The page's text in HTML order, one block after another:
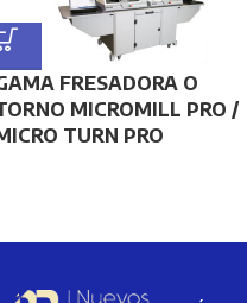
FRESADORA O
MICROMILL PRO /
TURN PRO